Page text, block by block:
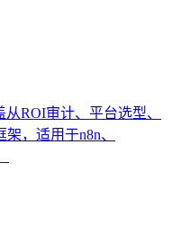
ROI审计、平台选型、
，适用于n8n、